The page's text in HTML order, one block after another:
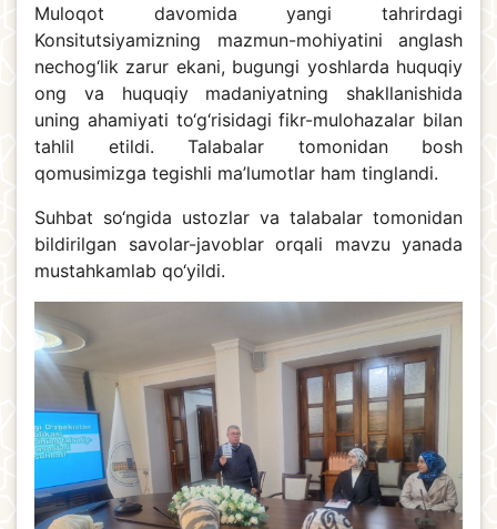
Muloqot davomida yangi tahrirdagi
Konsitutsiyamizning mazmun-mohiyatini anglash
nechog‘lik zarur ekani, bugungi yoshlarda huquqiy
ong va huquqiy madaniyatning shakllanishida
uning ahamiyati to‘g‘risidagi fikr-mulohazalar bilan
tahlil etildi. Talabalar tomonidan bosh
qomusimizga tegishli ma’lumotlar ham tinglandi.
Suhbat so‘ngida ustozlar va talabalar tomonidan
bildirilgan savolar-javoblar orqali mavzu yanada
mustahkamlab qo‘yildi.